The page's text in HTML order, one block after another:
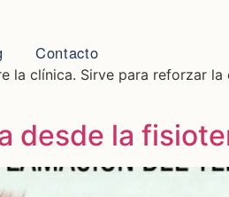
Contacto
la clínica. Sirve para reforzar la
desde la